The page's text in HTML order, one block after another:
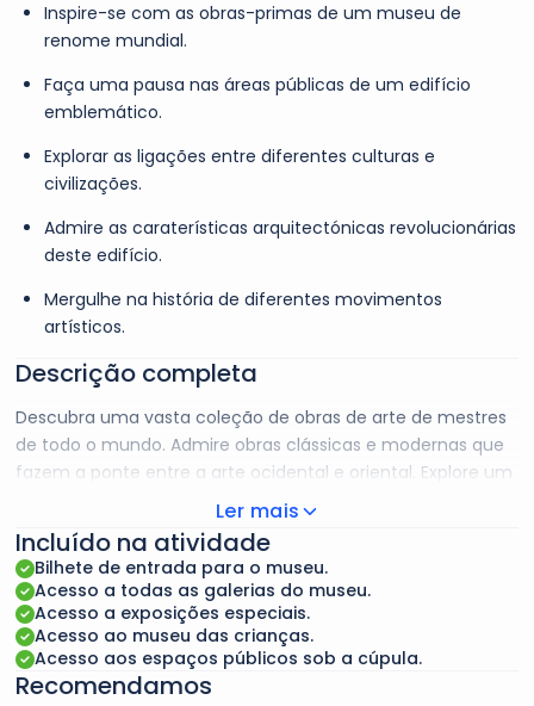
Inspire-se com as obras-primas de um museu de
renome mundial.
Faça uma pausa nas áreas públicas de um edifício
emblemático.
Explorar as ligações entre diferentes culturas e
civilizações.
Admire as caraterísticas arquitectónicas revolucionárias
deste edifício.
Mergulhe na história de diferentes movimentos
artísticos.
Descrição completa
Descubra uma vasta coleção de obras de arte de mestres
de todo o mundo. Admire obras clássicas e modernas que
fazem a ponte entre a arte ocidental e oriental. Explore um
dos maiores museus da região do Golfo e maravilhe-se
com a sua arquitetura icónica e a sua impressionante
cúpula. O seu design único, que faz lembrar as folhas de
palmeira, cria uma atmosfera encantadora enquanto
passeia pelos passadiços banhados pelo sol. Mergulhe na
imensa coleção do museu e descubra uma diversidade de
obras de arte de todo o mundo. Explore as ligações entre o
Oriente e o Ocidente. Desfrute do acesso à coleção
Ler mais
Incluído na atividade
Bilhete de entrada para o museu.
Acesso a todas as galerias do museu.
Acesso a exposições especiais.
Acesso ao museu das crianças.
Acesso aos espaços públicos sob a cúpula.
Recomendamos